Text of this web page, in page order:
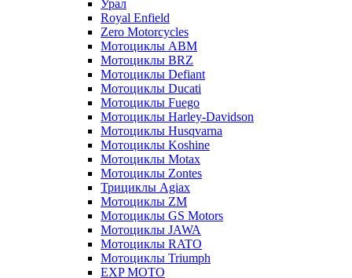
Урал
Royal Enfield
Zero Motorcycles
Мотоциклы ABM
Мотоциклы BRZ
Мотоциклы Defiant
Мотоциклы Ducati
Мотоциклы Fuego
Мотоциклы Harley-Davidson
Мотоциклы Husqvarna
Мотоциклы Koshine
Мотоциклы Motax
Мотоциклы Zontes
Трициклы Agiax
Мотоциклы ZM
Мотоциклы GS Motors
Мотоциклы JAWA
Мотоциклы RATO
Мотоциклы Triumph
EXP MOTO